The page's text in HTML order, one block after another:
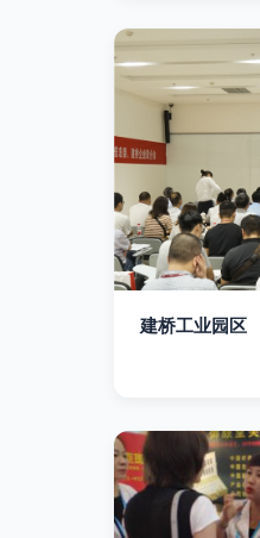
建桥工业园区